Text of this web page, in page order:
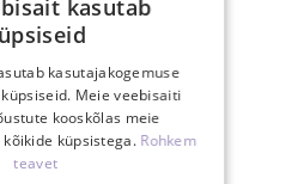
kasutab
kasutajakogemuse
Meie veebisaiti
kooskõlas meie
küpsistega. Rohkem
teavet